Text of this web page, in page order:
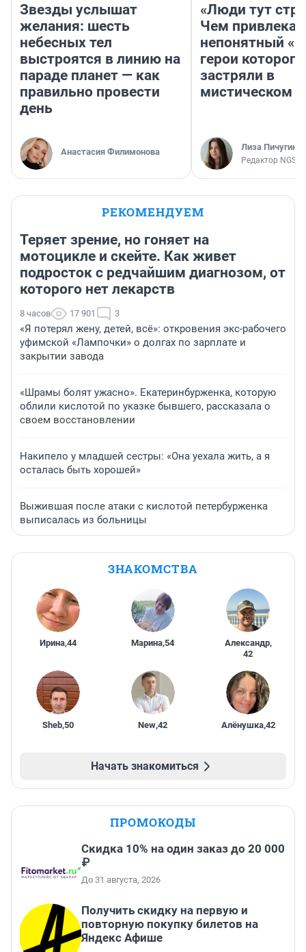
Звезды услышат
желания: шесть
небесных тел
выстроятся в линию на
параде планет — как
правильно провести
день
Анастасия Филимонова
«Люди тут
Чем
непонятный
герои которого
застряли в
мистическом
Лиза Пичугина
Редактор
РЕКОМЕНДУЕМ
Теряет зрение, но гоняет на
мотоцикле и скейте. Как живет
подросток с редчайшим диагнозом, от
которого нет лекарств
8 часов 17 901 3
«Я потерял жену, детей, всё»: откровения экс-рабочего
уфимской «Лампочки» о долгах по зарплате и
закрытии завода
«Шрамы болят ужасно». Екатеринбурженка, которую
облили кислотой по указке бывшего, рассказала о
своем восстановлении
Накипело у младшей сестры: «Она уехала жить, а я
осталась быть хорошей»
Выжившая после атаки с кислотой петербурженка
выписалась из больницы
ЗНАКОМСТВА
Ирина,44 Марина,54 Александр,
42
Sheb,50 New,42 Алёнушка,42
Начать знакомиться
ПРОМОКОДЫ
Скидка 10% на один заказ до 20 000
₽
До 31 августа, 2026
Получить скидку на первую и
повторную покупку билетов на
Яндекс Афише